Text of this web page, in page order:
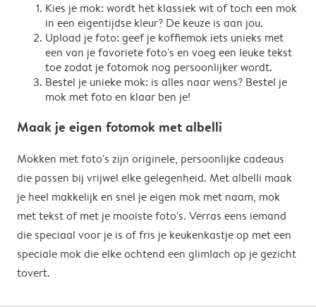
Kies je mok: wordt het klassiek wit of toch een mok
in een eigentijdse kleur? De keuze is aan jou.
Upload je foto: geef je koffiemok iets unieks met
een van je favoriete foto's en voeg een leuke tekst
toe zodat je fotomok nog persoonlijker wordt.
Bestel je unieke mok: is alles naar wens? Bestel je
mok met foto en klaar ben je!
Maak je eigen fotomok met albelli
Mokken met foto's zijn originele, persoonlijke cadeaus
die passen bij vrijwel elke gelegenheid. Met albelli maak
je heel makkelijk en snel je eigen mok met naam, mok
met tekst of met je mooiste foto's. Verras eens iemand
die speciaal voor je is of fris je keukenkastje op met een
speciale mok die elke ochtend een glimlach op je gezicht
tovert.